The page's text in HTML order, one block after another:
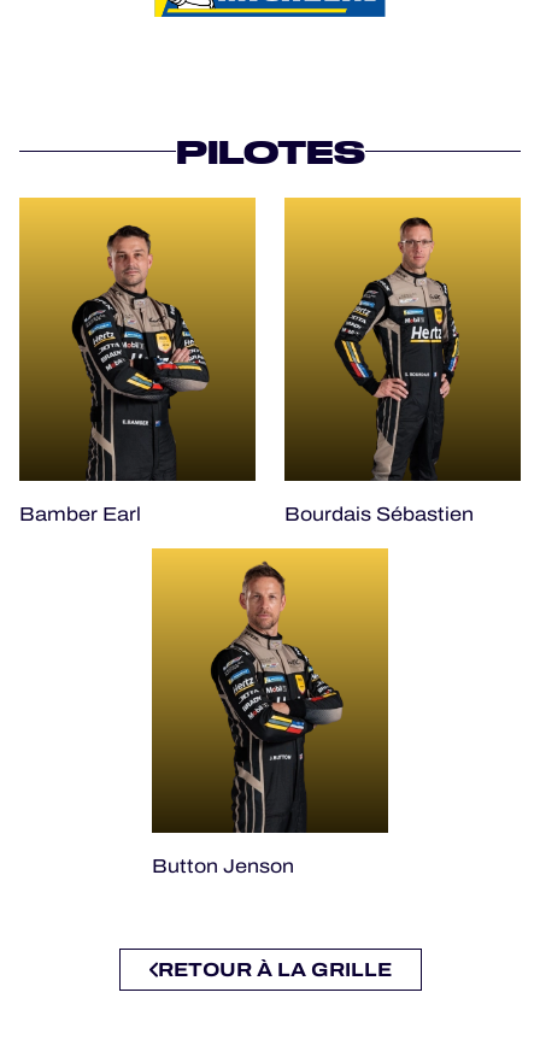
PILOTES
Bamber Earl Bourdais Sébastien
Button Jenson
RETOUR À LA GRILLE